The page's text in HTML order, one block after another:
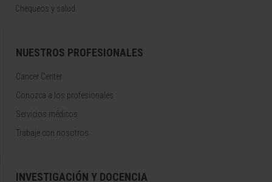
Chequeos y salud
NUESTROS PROFESIONALES
Cancer Center
Conozca a los profesionales
Servicios médicos
Trabaje con nosotros
INVESTIGACIÓN Y DOCENCIA